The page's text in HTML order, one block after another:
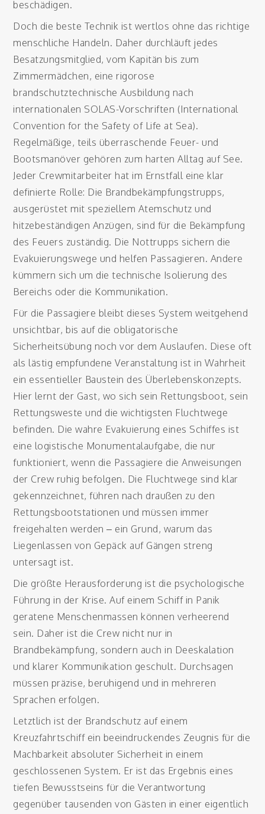
beschädigen.
Doch die beste Technik ist wertlos ohne das richtige
menschliche Handeln. Daher durchläuft jedes
Besatzungsmitglied, vom Kapitän bis zum
Zimmermädchen, eine rigorose
brandschutztechnische Ausbildung nach
internationalen SOLAS-Vorschriften (International
Convention for the Safety of Life at Sea).
Regelmäßige, teils überraschende Feuer- und
Bootsmanöver gehören zum harten Alltag auf See.
Jeder Crewmitarbeiter hat im Ernstfall eine klar
definierte Rolle: Die Brandbekämpfungstrupps,
ausgerüstet mit speziellem Atemschutz und
hitzebeständigen Anzügen, sind für die Bekämpfung
des Feuers zuständig. Die Nottrupps sichern die
Evakuierungswege und helfen Passagieren. Andere
kümmern sich um die technische Isolierung des
Bereichs oder die Kommunikation.
Für die Passagiere bleibt dieses System weitgehend
unsichtbar, bis auf die obligatorische
Sicherheitsübung noch vor dem Auslaufen. Diese oft
als lästig empfundene Veranstaltung ist in Wahrheit
ein essentieller Baustein des Überlebenskonzepts.
Hier lernt der Gast, wo sich sein Rettungsboot, sein
Rettungsweste und die wichtigsten Fluchtwege
befinden. Die wahre Evakuierung eines Schiffes ist
eine logistische Monumentalaufgabe, die nur
funktioniert, wenn die Passagiere die Anweisungen
der Crew ruhig befolgen. Die Fluchtwege sind klar
gekennzeichnet, führen nach draußen zu den
Rettungsbootstationen und müssen immer
freigehalten werden – ein Grund, warum das
Liegenlassen von Gepäck auf Gängen streng
untersagt ist.
Die größte Herausforderung ist die psychologische
Führung in der Krise. Auf einem Schiff in Panik
geratene Menschenmassen können verheerend
sein. Daher ist die Crew nicht nur in
Brandbekämpfung, sondern auch in Deeskalation
und klarer Kommunikation geschult. Durchsagen
müssen präzise, beruhigend und in mehreren
Sprachen erfolgen.
Letztlich ist der Brandschutz auf einem
Kreuzfahrtschiff ein beeindruckendes Zeugnis für die
Machbarkeit absoluter Sicherheit in einem
geschlossenen System. Er ist das Ergebnis eines
tiefen Bewusstseins für die Verantwortung
gegenüber tausenden von Gästen in einer eigentlich